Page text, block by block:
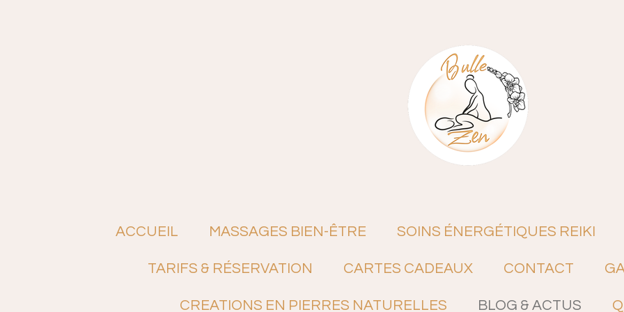
ACCUEIL MASSAGES BIEN-ÊTRE SOINS ÉNERGÉTIQUES REIKI
TARIFS & RÉSERVATION CARTES CADEAUX CONTACT
CREATIONS EN PIERRES NATURELLES BLOG & ACTUS